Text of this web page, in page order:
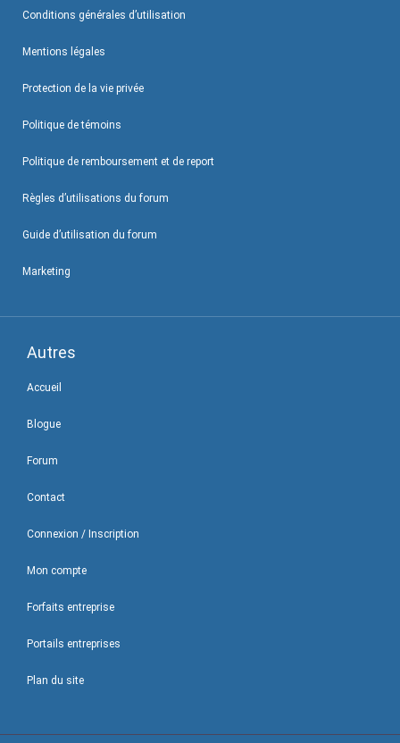
Conditions générales d’utilisation
Mentions légales
Protection de la vie privée
Politique de témoins
Politique de remboursement et de report
Règles d’utilisations du forum
Guide d’utilisation du forum
Marketing
Autres
Accueil
Blogue
Forum
Contact
Connexion / Inscription
Mon compte
Forfaits entreprise
Portails entreprises
Plan du site